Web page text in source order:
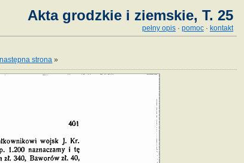
Akta grodzkie i ziemskie, T. 25
pełny opis · pomoc · kontakt
następna strona »